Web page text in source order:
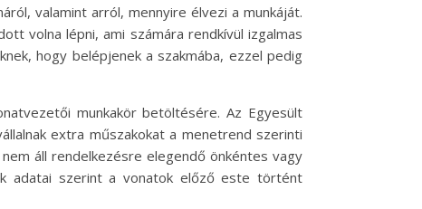
valamint arról, mennyire élvezi a munkáját.
volna lépni, ami számára rendkívül izgalmas
hogy belépjenek a szakmába, ezzel pedig
munkakör betöltésére. Az Egyesült
extra műszakokat a menetrend szerinti
áll rendelkezésre elegendő önkéntes vagy
adatai szerint a vonatok előző este történt